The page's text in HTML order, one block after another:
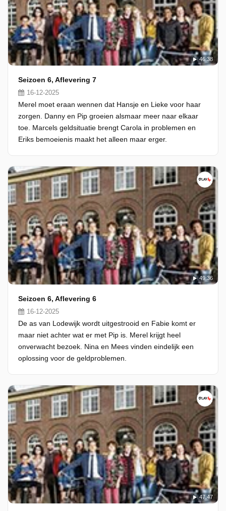
46:38
Seizoen 6, Aflevering 7
16-12-2025
Merel moet eraan wennen dat Hansje en Lieke voor haar
zorgen. Danny en Pip groeien alsmaar meer naar elkaar
toe. Marcels geldsituatie brengt Carola in problemen en
Eriks bemoeienis maakt het alleen maar erger.
49:36
Seizoen 6, Aflevering 6
16-12-2025
De as van Lodewijk wordt uitgestrooid en Fabie komt er
maar niet achter wat er met Pip is. Merel krijgt heel
onverwacht bezoek. Nina en Mees vinden eindelijk een
oplossing voor de geldproblemen.
47:47